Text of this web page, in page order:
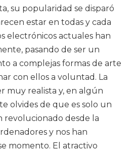
su popularidad se disparó
estar en todas y cada
electrónicos actuales han
pasando de ser un
a complejas formas de arte
con ellos a voluntad. La
muy realista y, en algún
olvides de que es solo un
revolucionado desde la
y nos han
momento. El atractivo